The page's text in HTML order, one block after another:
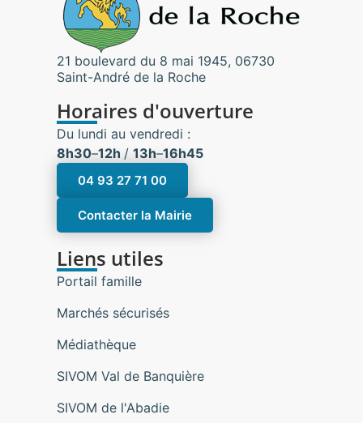
21 boulevard du 8 mai 1945, 06730
Saint-André de la Roche
Horaires d'ouverture
Du lundi au vendredi :
8h30–12h / 13h–16h45
04 93 27 71 00
Contacter la Mairie
Liens utiles
Portail famille
Marchés sécurisés
Médiathèque
SIVOM Val de Banquière
SIVOM de l'Abadie